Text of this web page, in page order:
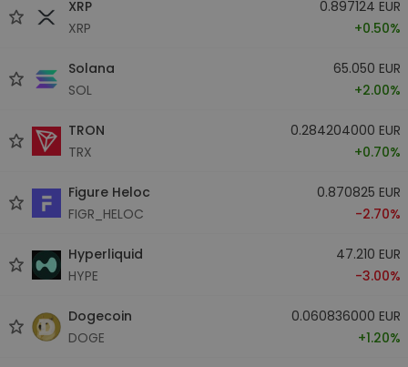
XRP
XRP
0.897124 EUR
+0.50%
Solana
SOL
65.050 EUR
+2.00%
TRON
TRX
0.284204000 EUR
+0.70%
Figure Heloc
FIGR_HELOC
0.870825 EUR
-2.70%
Hyperliquid
HYPE
47.210 EUR
-3.00%
Dogecoin
DOGE
0.060836000 EUR
+1.20%